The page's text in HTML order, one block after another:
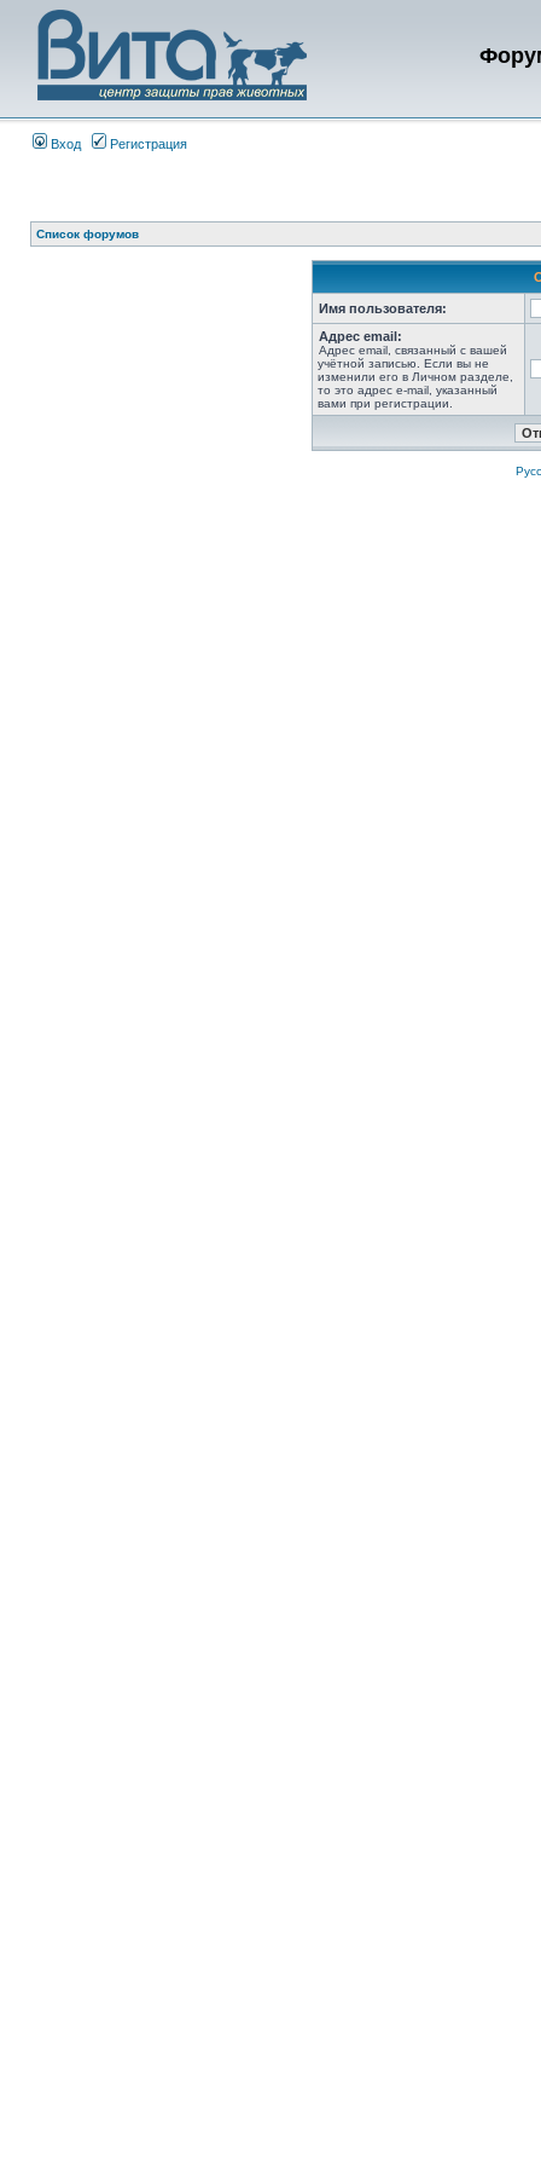
Вход Регистрация
Список форумов
Имя пользователя:
Адрес email:
Адрес email, связанный с вашей
учётной записью. Если вы не
изменили его в Личном разделе,
то это адрес e-mail, указанный
вами при регистрации.